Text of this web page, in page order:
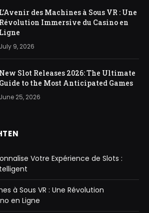
L’Avenir des Machines à Sous VR : Une
Révolution Immersive du Casino en
Ligne
July 9, 2026
New Slot Releases 2026: The Ultimate
Guide to the Most Anticipated Games
June 25, 2026
Votre Expérience de Slots :
à Sous VR : Une Révolution
en Ligne